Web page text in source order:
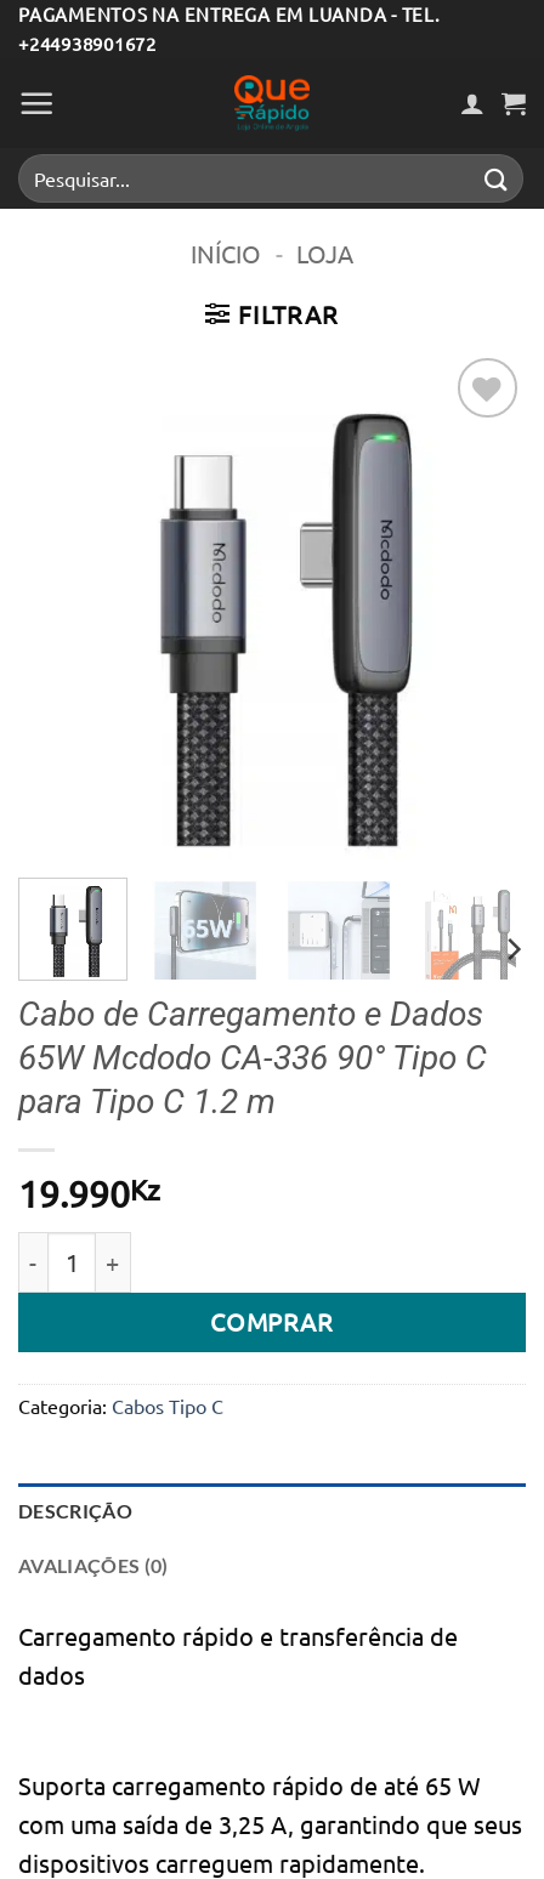
Skip
to
content
PAGAMENTOS NA ENTREGA EM LUANDA - TEL.
+244938901672
Pesquisar
por:
INÍCIO - LOJA
FILTRAR
Cabo de Carregamento e Dados
65W Mcdodo CA-336 90° Tipo C
para Tipo C 1.2 m
19.990Kz
COMPRAR
Categoria: Cabos Tipo C
DESCRIÇÃO
AVALIAÇÕES (0)
Carregamento rápido e transferência de
dados
Suporta carregamento rápido de até 65 W
com uma saída de 3,25 A, garantindo que seus
dispositivos carreguem rapidamente.